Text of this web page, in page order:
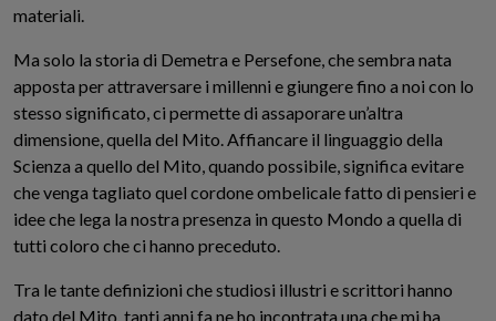
materiali.
Ma solo la storia di Demetra e Persefone, che sembra nata
apposta per attraversare i millenni e giungere fino a noi con lo
stesso significato, ci permette di assaporare un’altra
dimensione, quella del Mito. Affiancare il linguaggio della
Scienza a quello del Mito, quando possibile, significa evitare
che venga tagliato quel cordone ombelicale fatto di pensieri e
idee che lega la nostra presenza in questo Mondo a quella di
tutti coloro che ci hanno preceduto.
Tra le tante definizioni che studiosi illustri e scrittori hanno
dato del Mito, tanti anni fa ne ho incontrata una che mi ha